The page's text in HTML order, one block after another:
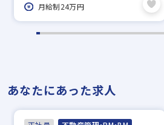
月給制24万円
あなたにあった求人